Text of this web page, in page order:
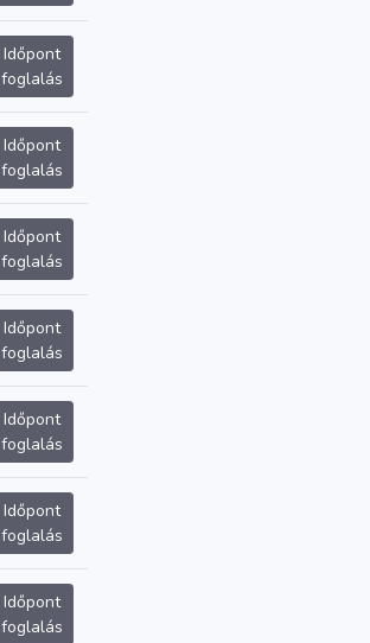
Időpont
foglalás
Időpont
foglalás
Időpont
foglalás
Időpont
foglalás
Időpont
foglalás
Időpont
foglalás
Időpont
foglalás